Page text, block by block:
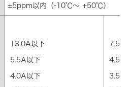
±5ppm以内（-10℃～ +50℃）
13.0A以下
5.5A以下
4.0A以下
7.5A
4.5A
3.5A